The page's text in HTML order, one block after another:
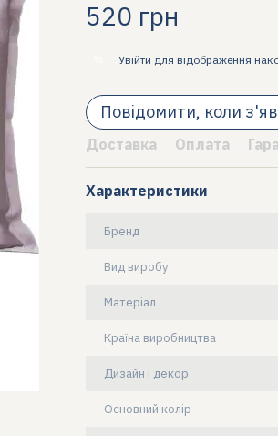
520 грн
Увійти для відображення
Повідомити, коли
Доставка Оплата
Характеристики
Бренд
Вид виробу
Матеріал
Країна виробництва
Дизайн і декор
Основний колір